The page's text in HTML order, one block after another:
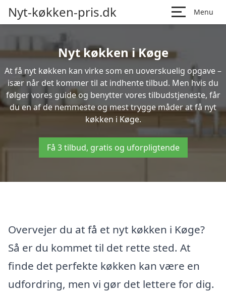
Nyt-køkken-pris.dk Menu
Nyt køkken i Køge
At få nyt køkken kan virke som en uoverskuelig opgave –
især når det kommer til at indhente tilbud. Men hvis du
følger vores guide og benytter vores tilbudstjeneste, får
du en af de nemmeste og mest trygge måder at få nyt
køkken i Køge.
Få 3 tilbud, gratis og uforpligtende
Overvejer du at få et nyt køkken i Køge?
Så er du kommet til det rette sted. At
finde det perfekte køkken kan være en
udfordring, men vi gør det lettere for dig.